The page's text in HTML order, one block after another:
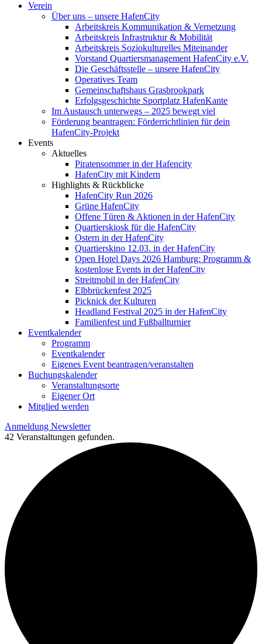
Verein
Über uns – unsere HafenCity
Arbeitskreis Kommunikation & Vernetzung
Arbeitskreis Infrastruktur & Mobilität
Arbeitskreis Soziokulturelles Miteinander
Vorstand Quartiersmanagement HafenCity e.V.
Die Geschäftsstelle – unsere HafenCity
Operatives Team
Gemeinschaftshaus Grasbrookpark
Erfolgsgeschichte Sportplatz HafenKante
Im Austausch unterwegs – 2025 bewegt viel
Förderung beantragen: Förderrichtlinien für dein
HafenCity-Projekt
Events
Aktuelles
Piratensommer in der Hafencity
HafenCity mit Kindern
Highlights & Rückblicke
HafenCity Run 2026
Grüne HafenCity
Offene Türen & Aktionen in der HafenCity
Quartierskiosk für die HafenCity
Ostern in der HafenCity
Quartierskino 12.03. in der HafenCity
Open Hotel Days 2026 Hamburg: Programm &
kostenlose Events in der HafenCity
Streitmobil in der HafenCity
Elbbrückenfest 2025
Picknick der Kulturen
Headland Festival 2025 in der HafenCity
Familienfest und Fußballturnier
Eventkalender
Programm
Eventkalender
Eigenes Event beantragen/veranstalten
Buchungskalender
Veranstaltungsorte
Eigener Ort
Mitglied werden
Anmeldung Newsletter
42 Veranstaltungen gefunden.